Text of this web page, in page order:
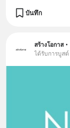
บันทึก
สร้างโอกาส •
ได้รับการบูสต์